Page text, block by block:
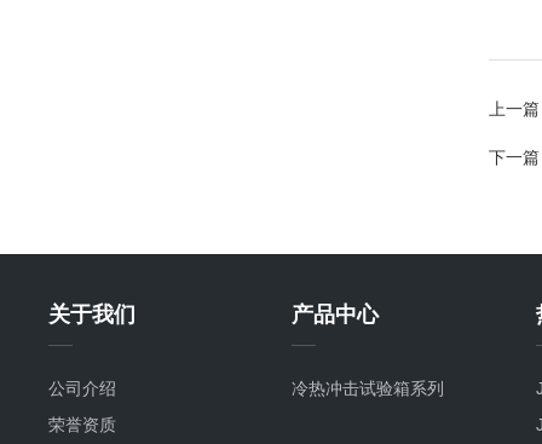
上一
下一
关于我们
公司介绍
荣誉资质
产品中心
冷热冲击试验箱系列